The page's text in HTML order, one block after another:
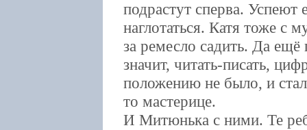
подрастут сперва.
наглотаться. Катя тоже с
за ремесло садить. Да
значит, читать-писать,
положению не было, и
то мастерице.
И Митюнька с ними. Те